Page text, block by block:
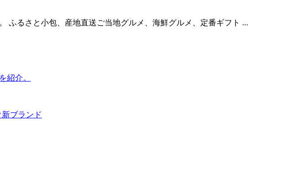
ふるさと小包、産地直送ご当地グルメ、海鮮グルメ、定番ギフト ...
紹介。
ブランド